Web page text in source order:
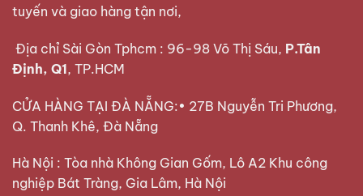
tuyến và giao hàng tận nơi,
Địa chỉ Sài Gòn Tphcm : 96-98 Võ Thị Sáu, P.Tân
Định, Q1, TP.HCM
CỬA HÀNG TẠI ĐÀ NẴNG:• 27B Nguyễn Tri Phương,
Q. Thanh Khê, Đà Nẵng
Hà Nội : Tòa nhà Không Gian Gốm, Lô A2 Khu công
nghiệp Bát Tràng, Gia Lâm, Hà Nội